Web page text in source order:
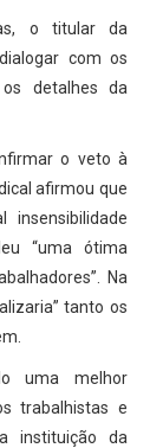
o titular da
com os
detalhes da
o veto à
afirmou que
insensibilidade
“uma ótima
Na
tanto os
uma melhor
trabalhistas e
instituição da